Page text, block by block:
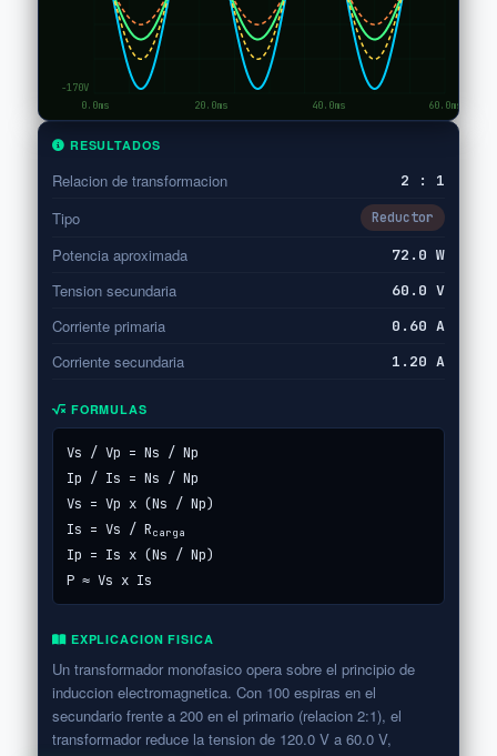
RESULTADOS
Relacion de transformacion 2 : 1
Tipo Reductor
Potencia aproximada 72.0 W
Tension secundaria 60.0 V
Corriente primaria 0.60 A
Corriente secundaria 1.20 A
FORMULAS
Vs / Vp = Ns / Np
Ip / Is = Ns / Np
Vs = Vp x (Ns / Np)
Is = Vs / Rcarga
Ip = Is x (Ns / Np)
P ≈ Vs x Is
EXPLICACION FISICA
Un transformador monofasico opera sobre el principio de
induccion electromagnetica. Con 100 espiras en el
secundario frente a 200 en el primario (relacion 2:1), el
transformador reduce la tension de 120.0 V a 60.0 V,